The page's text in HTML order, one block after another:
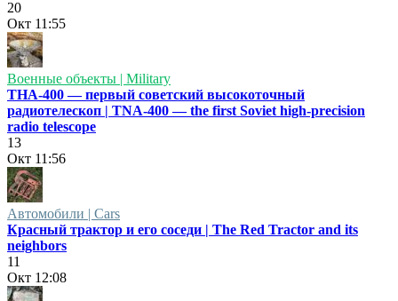
20
Окт 11:55
Военные объекты | Military
ТНА-400 — первый советский высокоточный
радиотелескоп | TNA-400 — the first Soviet high-precision
radio telescope
13
Окт 11:56
Автомобили | Cars
Красный трактор и его соседи | The Red Tractor and its
neighbors
11
Окт 12:08